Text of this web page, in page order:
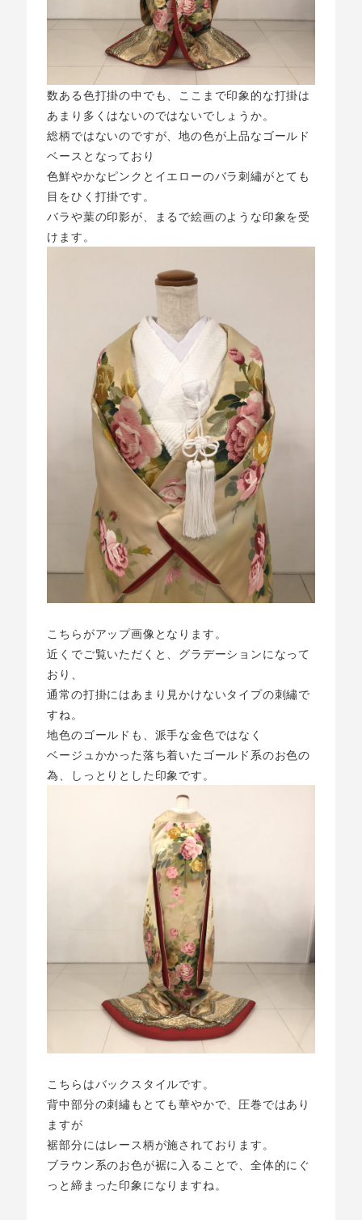
数ある色打掛の中でも、ここまで印象的な打掛は
あまり多くはないのではないでしょうか。
総柄ではないのですが、地の色が上品なゴールド
ベースとなっており
色鮮やかなピンクとイエローのバラ刺繡がとても
目をひく打掛です。
バラや葉の印影が、まるで絵画のような印象を受
けます。
こちらがアップ画像となります。
近くでご覧いただくと、グラデーションになって
おり、
通常の打掛にはあまり見かけないタイプの刺繡で
すね。
地色のゴールドも、派手な金色ではなく
ベージュかかった落ち着いたゴールド系のお色の
為、しっとりとした印象です。
こちらはバックスタイルです。
背中部分の刺繡もとても華やかで、圧巻ではあり
ますが
裾部分にはレース柄が施されております。
ブラウン系のお色が裾に入ることで、全体的にぐ
っと締まった印象になりますね。